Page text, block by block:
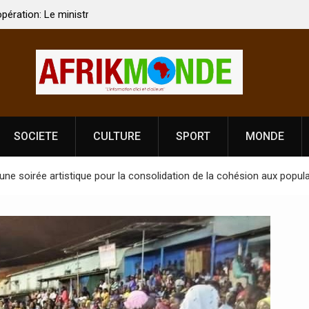
Singh à
de
Côte d’Ivoire, l’opérateur culturel Soldat
prononce
SOCIETE CULTURE SPORT MONDE
soirée artistique pour la consolidation de la cohésion aux